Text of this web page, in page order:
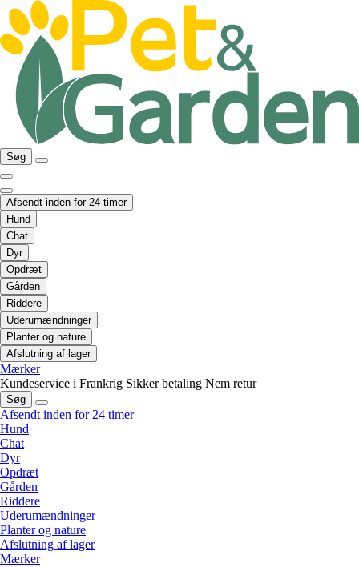
Søg
Afsendt inden for 24 timer
Hund
Chat
Dyr
Opdræt
Gården
Riddere
Uderumændninger
Planter og nature
Afslutning af lager
Mærker
Kundeservice i Frankrig Sikker betaling Nem retur
Søg
Afsendt inden for 24 timer
Hund
Chat
Dyr
Opdræt
Gården
Riddere
Uderumændninger
Planter og nature
Afslutning af lager
Mærker